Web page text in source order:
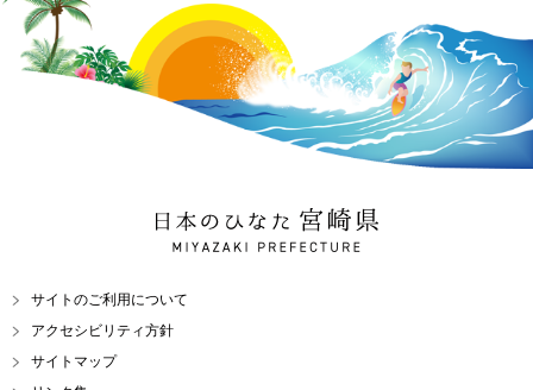
日本のひなた 宮崎県
MIYAZAKI PREFECTURE
サイトのご利用について
アクセシビリティ方針
サイトマップ